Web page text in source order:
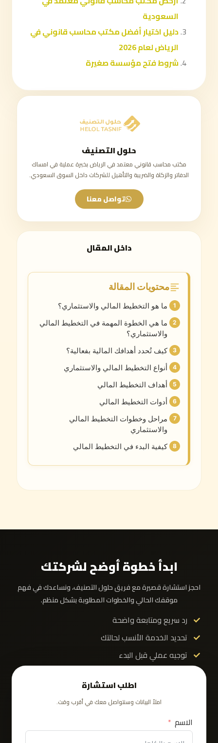
السعودية
دليل اختيار أفضل مكتب محاسب قانوني في
الرياض لعام 2026
شروط فتح مؤسسة صغيرة
حلول التصنيف
مكتب محاسب قانوني معتمد في الرياض بخبرة عملية في امساك
الدفاتر والزكاة والضريبة والتأهيل للشركات داخل السوق السعودي.
تواصل معنا
داخل المقال
محتويات المقالة
ما هو التخطيط المالي والاستثماري؟
ما هي الخطوة المهمة في التخطيط المالي
والاستثماري؟
كيف تُحدد أهدافك المالية بفعالية؟
أنواع التخطيط المالي والاستثماري
أهداف التخطيط المالي
أدوات التخطيط المالي
مراحل وخطوات التخطيط المالي
والاستثماري
كيفية البدء في التخطيط المالي
ابدأ خطوة أوضح لشركتك
احجز استشارة قصيرة مع فريق حلول التصنيف، ونساعدك في فهم
موقفك الحالي والخطوات المطلوبة بشكل منظم.
رد سريع ومتابعة واضحة
تحديد الخدمة الأنسب لحالتك
توجيه عملي قبل البدء
اطلب استشارة
املأ البيانات وسنتواصل معك في أقرب وقت.
الاسم